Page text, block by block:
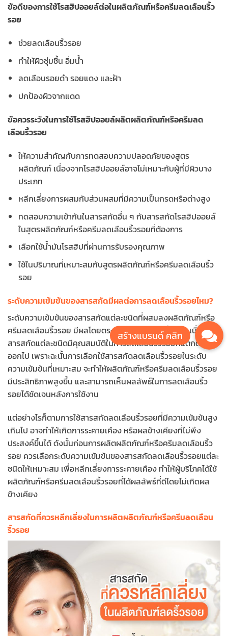
ข้อดีของการใช้โรสฮิปออยล์ต่อในผลิตภัณฑ์หรือครีมลดเลือนริ้ว
รอย
ช่วยลดเลือนริ้วรอย
ทำให้ผิวชุ่มชื้น อิ่มน้ำ
ลดเลือนรอยดำ รอยแดง และฝ้า
ปกป้องผิวจากแดด
ข้อควรระวังในการใช้โรสฮิปออยล์ผลิตผลิตภัณฑ์หรือครีมลด
เลือนริ้วรอย
ให้ความสำคัญกับการทดสอบความปลอดภัยของสูตร
ผลิตภัณฑ์ เนื่องจากโรสฮิปออยล์อาจไม่เหมาะกับผู้ที่มีผิวบาง
ประเภท
หลีกเลี่ยงการผสมกับส่วนผสมที่มีความเป็นกรดหรือด่างสูง
ทดสอบความเข้ากันในสารสกัดอื่น ๆ กับสารสกัดโรสฮิปออยล์
ในสูตรผลิตภัณฑ์หรือครีมลดเลือนริ้วรอยที่ต้องการ
เลือกใช้น้ำมันโรสฮิปที่ผ่านการรับรองคุณภาพ
ใช้ในปริมาณที่เหมาะสมกับสูตรผลิตภัณฑ์หรือครีมลดเลือนริ้ว
รอย
ระดับความเข้มข้นของสารสกัดมีผลต่อการลดเลือนริ้วรอยไหม?
ระดับความเข้มข้นของสารสกัดแต่ละชนิดที่ผสมลงผลิตภัณฑ์หรือ
ครีมลดเลือนริ้วรอย มีผลโดยตรงกับการลดเลือนริ้วรอย เนื่องจาก
สารสกัดแต่ละชนิดมีคุณสมบัติในการลดเลือนริ้วรอยที่แตกต่างกัน
ออกไป เพราะฉะนั้นการเลือกใช้สารสกัดลดเลือนริ้วรอยในระดับ
ความเข้มข้นที่เหมาะสม จะทำให้ผลิตภัณฑ์หรือครีมลดเลือนริ้วรอย
มีประสิทธิภาพสูงขึ้น และสามารถเห็นผลลัพธ์ในการลดเลือนริ้ว
รอยได้ชัดเจนหลังการใช้งาน
แต่อย่างไรก็ตามการใช้สารสกัดลดเลือนริ้วรอยที่มีความเข้มข้นสูง
เกินไป อาจทำให้เกิดการระคายเคือง หรือผลข้างเคียงที่ไม่พึง
ประสงค์ขึ้นได้ ดังนั้นก่อนการผลิตผลิตภัณฑ์หรือครีมลดเลือนริ้ว
รอย ควรเลือกระดับความเข้มข้นของสารสกัดลดเลือนริ้วรอยแต่ละ
ชนิดให้เหมาะสม เพื่อหลีกเลี่ยงการระคายเคือง ทำให้ผู้บริโภคได้ใช้
ผลิตภัณฑ์หรือครีมลดเลือนริ้วรอยที่ได้ผลลัพธ์ที่ดีโดยไม่เกิดผล
ข้างเคียง
สารสกัดที่ควรหลีกเลี่ยงในการผลิตผลิตภัณฑ์หรือครีมลดเลือน
ริ้วรอย